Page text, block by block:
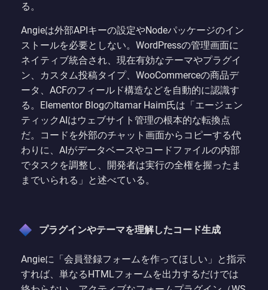
る。
Angieは外部APIキーの設定やNodeパッケージのイン
ストールを必要としない。WordPressの管理画面に
ネイティブ統合され、現在有効なテーマやプラグイ
ン、カスタム投稿タイプ、WooCommerceの商品デ
ータ、ACFのフィールド構造などを自動的に認識す
る。Elementor BlogのItamar Haim氏は「エージェン
ティックAIはウェブサイト管理の根本的な転換点
だ。コードを外部のチャット画面からコピーする代
わりに、AIがデータベースやコードファイルの内部
でタスクを調整し、開発者は実行の全権を握ったま
までいられる」と述べている。
プラグインやテーマを理解したコード生成
Angieに「会員登録フォームを作ってほしい」と指示
すれば、単なるHTMLフォームを出力するだけでは